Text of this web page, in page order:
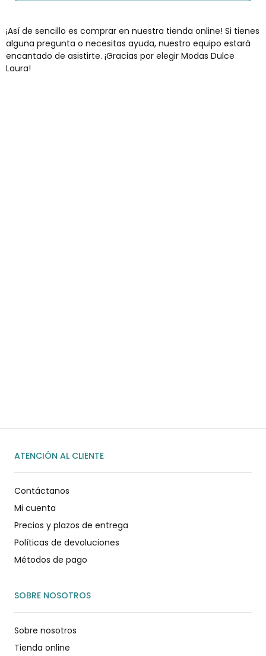
¡Así de sencillo es comprar en nuestra tienda online! Si tienes
alguna pregunta o necesitas ayuda, nuestro equipo estará
encantado de asistirte. ¡Gracias por elegir Modas Dulce
Laura!
ATENCIÓN AL CLIENTE
Contáctanos
Mi cuenta
Precios y plazos de entrega
Políticas de devoluciones
Métodos de pago
SOBRE NOSOTROS
Sobre nosotros
Tienda online